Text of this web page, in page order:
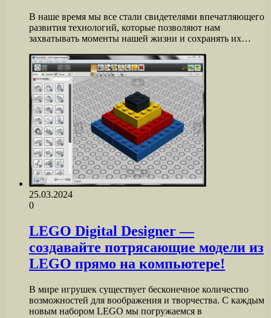
В наше время мы все стали свидетелями впечатляющего
развития технологий, которые позволяют нам
захватывать моменты нашей жизни и сохранять их…
25.03.2024
0
LEGO Digital Designer —
создавайте потрясающие модели из
LEGO прямо на компьютере!
В мире игрушек существует бесконечное количество
возможностей для воображения и творчества. С каждым
новым набором LEGO мы погружаемся в